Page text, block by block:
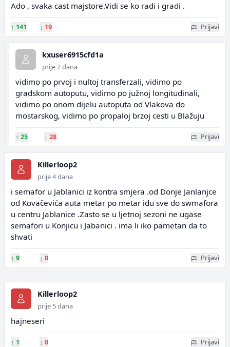
Ado , svaka cast majstore.Vidi se ko radi i gradi .
↑ 141 ↓ 19 Prijavi
kxuser6915cfd1a
prije 2 dana
vidimo po prvoj i nultoj transferzali, vidimo po
gradskom autoputu, vidimo po južnoj longitudinali,
vidimo po onom dijelu autoputa od Vlakova do
mostarskog, vidimo po propaloj brzoj cesti u Blažuju
↑ 25 ↓ 28 Prijavi
Killerloop2
prije 4 dana
i semafor u Jablanici iz kontra smjera .od Donje Janlanjce
od Kovačevića auta metar po metar idu sve do swmafora
u centru Jablanice .Zasto se u ljetnoj sezoni ne ugase
semafori u Konjicu i Jabanici . ima li iko pametan da to
shvati
↑ 9 ↓ 0 Prijavi
Killerloop2
prije 5 dana
hajneseri
↑ 1 ↓ 0 Prijavi